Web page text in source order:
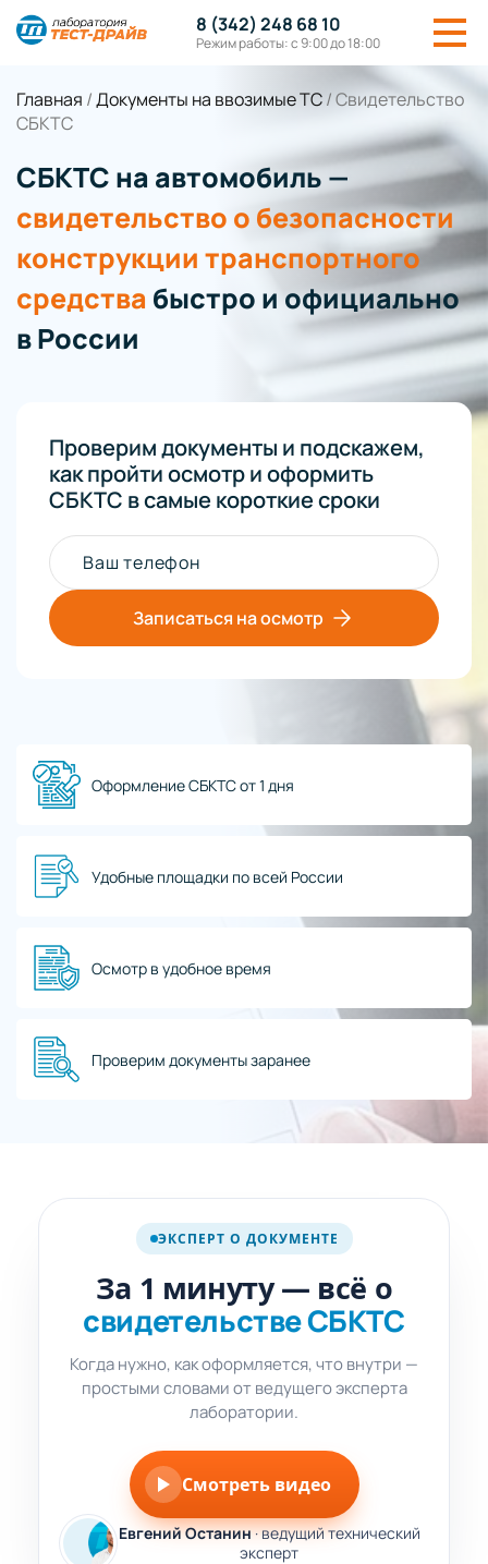
8 (342) 248 68 10
Режим работы: с 9:00 до 18:00
Главная /Документы на ввозимые ТС/Свидетельство
СБКТС
СБКТС на автомобиль —
cвидетельство о безопасности
конструкции транспортного
средства быстро и официально
в России
Проверим документы и подскажем,
как пройти осмотр и оформить
СБКТС в самые короткие сроки
Ваш телефон
Записаться на осмотр
Оформление СБКТС от 1 дня
Удобные площадки по всей России
Осмотр в удобное время
Проверим документы заранее
SHORT ·1 мин
СБКТС
ЭКСПЕРТ О ДОКУМЕНТЕ
За 1 минуту — всё о
свидетельстве СБКТС
Когда нужно, как оформляется, что внутри —
простыми словами от ведущего эксперта
лаборатории.
Смотреть видео
Евгений Останин· ведущий технический
эксперт